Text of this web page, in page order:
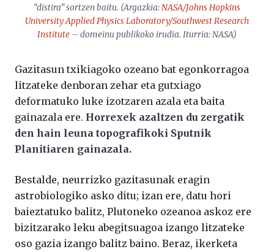
“distira” sortzen baitu. (Argazkia:NASA/Johns Hopkins
University Applied Physics Laboratory/Southwest Research
Institute – domeinu publikoko irudia. Iturria: NASA)
Gazitasun txikiagoko ozeano bat egonkorragoa
litzateke denboran zehar eta gutxiago
deformatuko luke izotzaren azala eta baita
gainazala ere. Horrexek azaltzen du zergatik
den hain leuna topografikoki Sputnik
Planitiaren gainazala.
Bestalde, neurrizko gazitasunak eragin
astrobiologiko asko ditu; izan ere, datu hori
baieztatuko balitz, Plutoneko ozeanoa askoz ere
bizitzarako leku abegitsuagoa izango litzateke
oso gazia izango balitz baino. Beraz, ikerketa